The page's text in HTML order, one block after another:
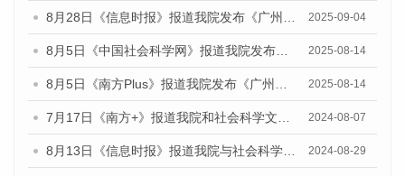
8月28日《信息时报》报道我院发布《广州蓝皮书：广州国际商贸中心发展报告（2025）》的媒体文章 2025-09-04
8月5日《中国社会科学网》报道我院发布《广州蓝皮书：广州城乡融合发展报告（2025）》的媒体文章 2025-08-14
8月5日《南方Plus》报道我院发布《广州蓝皮书：广州城乡融合发展报告（2025）》的媒体文章 2025-08-14
7月17日《南方+》报道我院和社会科学文献出版社联合发布《广州蓝皮书：广州数字经济发展报告（2024）》的媒体文章 2024-08-07
8月13日《信息时报》报道我院与社会科学文献出版社联合发布的《广州蓝皮书：广州国际商贸中心发展报告（2024）》媒体文章 2024-08-29